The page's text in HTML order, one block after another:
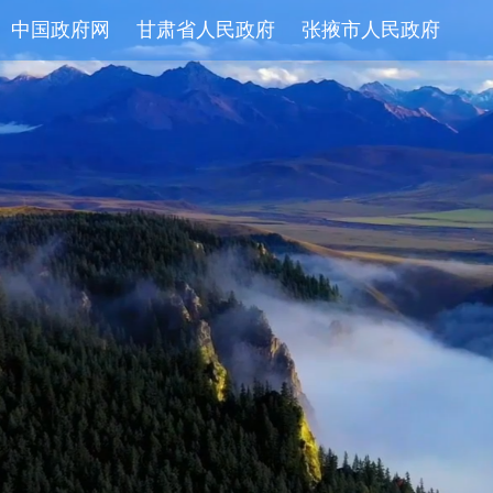
中国政府网 甘肃省人民政府 张掖市人民政府